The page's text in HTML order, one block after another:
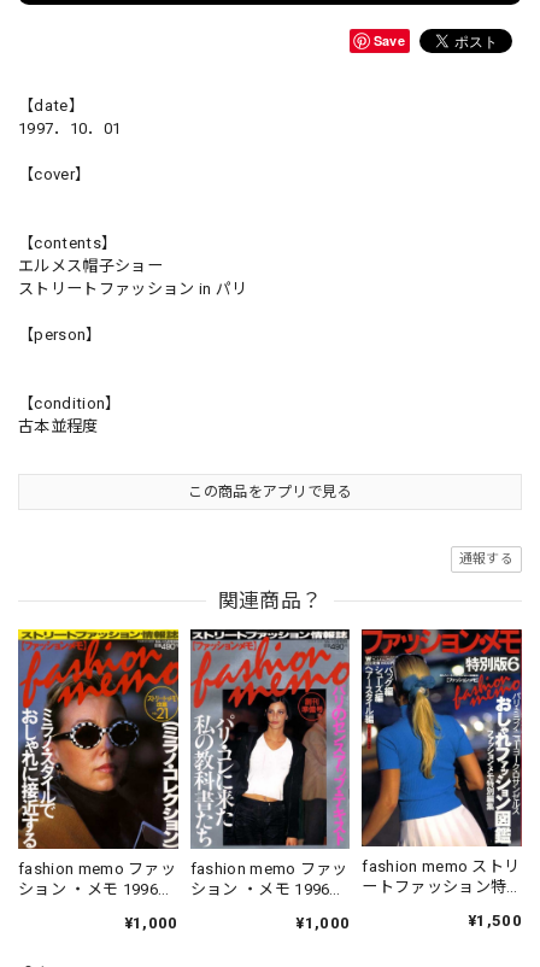
Save
【date】
1997．10．01
【cover】
【contents】
エルメス帽子ショー
ストリートファッション in パリ
【person】
【condition】
古本並程度
この商品をアプリで見る
通報する
関連商品？
fashion memo ファッ
ション ・メモ 1996．
¥1,000
fashion memo ファッ
ション ・メモ 1996．
¥1,000
fashion memo ストリ
ートファッション特
¥1,500